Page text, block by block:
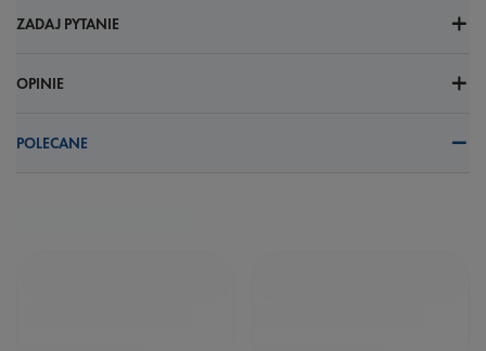
ZADAJ PYTANIE
OPINIE
POLECANE